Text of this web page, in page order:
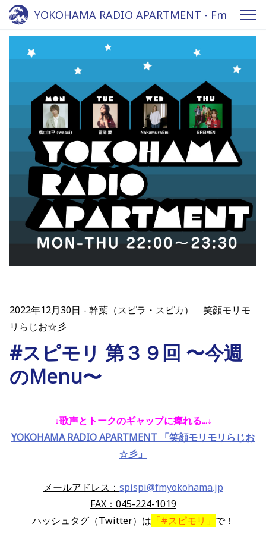
YOKOHAMA RADIO APARTMENT - Fm
yokohama 84.7
2022年12月30日
幹葉（スピラ・スピカ） 笑顔モリモ
リらじお☆彡
#スピモリ 第３９回 〜今週
のMenu〜
↓歌声とトークのギャップに痺れる...↓
YOKOHAMA RADIO APARTMENT 「笑顔モリモリらじお
☆彡」
メールアドレス： spispi@fmyokohama.jp
FAX：045-224-1019
ハッシュタグ（Twitter）は 「#スピモリ」 で！